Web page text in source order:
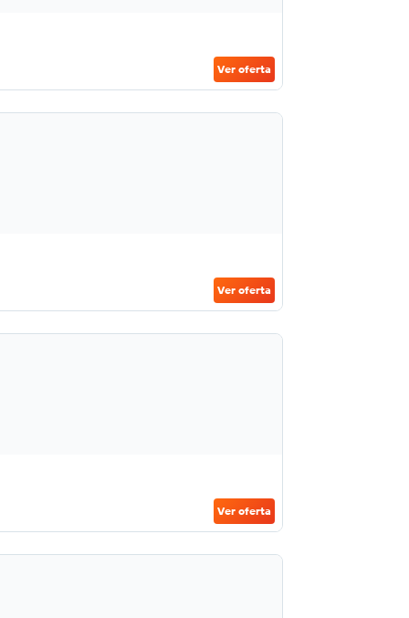
Ver oferta
Ver oferta
Ver oferta